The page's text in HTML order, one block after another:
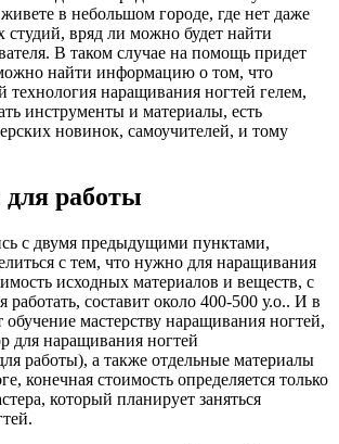
в небольшом городе, где нет даже
студий, вряд ли можно будет найти
В таком случае на помощь придет
найти информацию о том, что
технология наращивания ногтей гелем,
инструменты и материалы, есть
новинок, самоучителей, и тому
работы
с двумя предыдущими пунктами,
с тем, что нужно для наращивания
исходных материалов и веществ, с
работать, составит около 400-500 у.о.. И в
обучение мастерству наращивания ногтей,
для наращивания ногтей
работы), а также отдельные материалы
конечная стоимость определяется только
который планирует заняться